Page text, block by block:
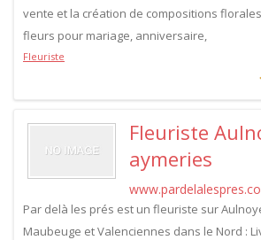
vente et la création de compositions
fleurs pour mariage, anniversaire,
Fleuriste
Fleuriste
aymeries
Par delà les prés est un fleuriste sur
Maubeuge et Valenciennes dans le Nord :